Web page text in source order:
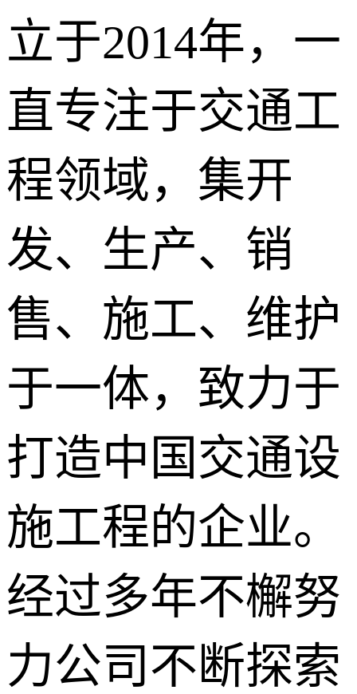
立于2014年，一
直专注于交通工
程领域，集开
发、生产、销
售、施工、维护
于一体，致力于
打造中国交通设
施工程的企业。
经过多年不檞努
力公司不断探索